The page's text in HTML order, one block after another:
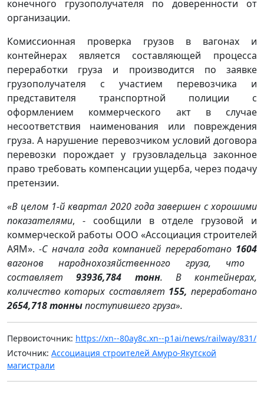
конечного грузополучателя по доверенности от
организации.
Комиссионная проверка грузов в вагонах и
контейнерах является составляющей процесса
переработки груза и производится по заявке
грузополучателя с участием перевозчика и
представителя транспортной полиции с
оформлением коммерческого акт в случае
несоответствия наименования или повреждения
груза. А нарушение перевозчиком условий договора
перевозки порождает у грузовладельца законное
право требовать компенсации ущерба, через подачу
претензии.
«В целом 1-й квартал 2020 года завершен с хорошими
показателями, - сообщили в отделе грузовой и
коммерческой работы ООО «Ассоциация строителей
АЯМ».-С начала года компанией переработано 1604
вагонов народнохозяйственного груза, что
составляет93936,784 тонн. В контейнерах,
количество которых составляет 155, переработано
2654,718тонныпоступившего груза».
Первоисточник: https://xn--80ay8c.xn--p1ai/news/railway/831/
Источник: Ассоциация строителей Амуро-Якутской
магистрали